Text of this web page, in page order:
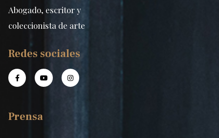
Abogado, escritor y
coleccionista de arte
Redes sociales
Prensa